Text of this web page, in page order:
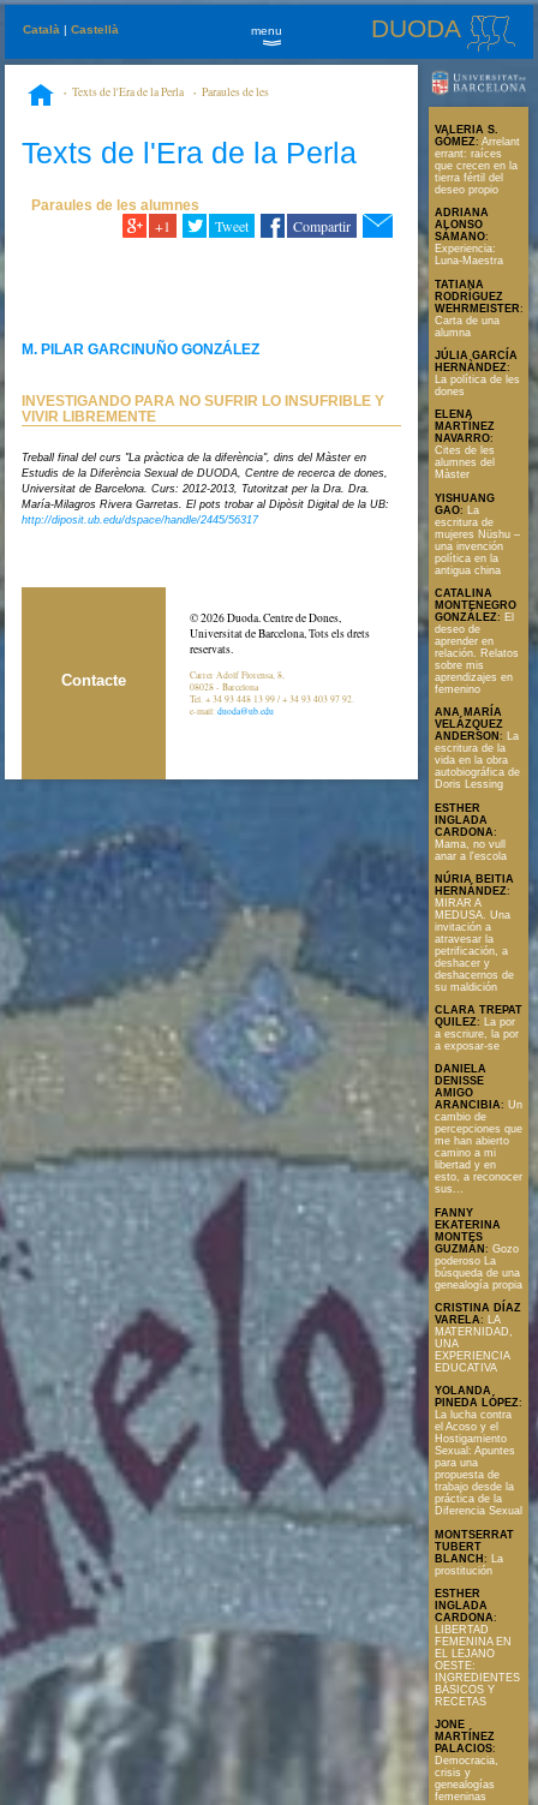
Català |Castellà DUODA
menu
»
Texts de l'Era de la Perla
Paraules de les
Texts de l'Era de la Perla
Paraules de les alumnes
+1 Tweet Compartir
M. PILAR GARCINUÑO GONZÁLEZ
INVESTIGANDO PARA NO SUFRIR LO INSUFRIBLE Y
VIVIR LIBREMENTE
Treball final del curs "La pràctica de la diferència", dins del Màster en
Estudis de la Diferència Sexual de DUODA, Centre de recerca de dones,
Universitat de Barcelona. Curs: 2012-2013, Tutoritzat per la Dra. Dra.
María-Milagros Rivera Garretas. El pots trobar al Dipòsit Digital de la UB:
http://diposit.ub.edu/dspace/handle/2445/56317
Contacte
© 2026 Duoda. Centre de Dones,
Universitat de Barcelona, Tots els drets
reservats.
Carrer Adolf Florensa, 8,
08028 - Barcelona
Tel. + 34 93 448 13 99 / + 34 93 403 97 92.
e-mail:duoda@ub.edu
VALERIA S.
GÓMEZ: Arrelant
errant: raíces
que crecen en la
tierra fértil del
deseo propio
ADRIANA
ALONSO
SÁMANO:
Experiencia:
Luna-Maestra
TATIANA
RODRÍGUEZ
WEHRMEISTER:
Carta de una
alumna
JÚLIA GARCÍA
HERNÀNDEZ:
La política de les
dones
ELENA
MARTÍNEZ
NAVARRO:
Cites de les
alumnes del
Màster
YISHUANG
GAO:
La
escritura de
mujeres Nüshu –
una invención
política en la
antigua china
CATALINA
MONTENEGRO
GONZÁLEZ: El
deseo de
aprender en
relación. Relatos
sobre mis
aprendizajes en
femenino
ANA MARÍA
VELÁZQUEZ
ANDERSON : La
escritura de la
vida en la obra
autobiográfica de
Doris Lessing
ESTHER
INGLADA
CARDONA:
Mama, no vull
anar a l'escola
NÚRIA BEITIA
HERNÁNDEZ:
MIRAR A
MEDUSA. Una
invitación a
atravesar la
petrificación, a
deshacer y
deshacernos de
su maldición
CLARA TREPAT
QUILEZ: La por
a escriure, la por
a exposar-se
DANIELA
DENISSE
AMIGO
ARANCIBIA: Un
cambio de
percepciones que
me han abierto
camino a mi
libertad y en
esto, a reconocer
sus...
FANNY
EKATERINA
MONTES
GUZMÁN : Gozo
poderoso La
búsqueda de una
genealogía propia
CRISTINA DÍAZ
VARELA: LA
MATERNIDAD,
UNA
EXPERIENCIA
EDUCATIVA
YOLANDA
PINEDA LÓPEZ:
La lucha contra
el Acoso y el
Hostigamiento
Sexual: Apuntes
para una
propuesta de
trabajo desde la
práctica de la
Diferencia Sexual
MONTSERRAT
TUBERT
BLANCH :
La
prostitución
ESTHER
INGLADA
CARDONA:
LIBERTAD
FEMENINA EN
EL LEJANO
OESTE:
INGREDIENTES
BÁSICOS Y
RECETAS
JONE
MARTÍNEZ
PALACIOS:
Democracia,
crisis y
genealogías
femeninas